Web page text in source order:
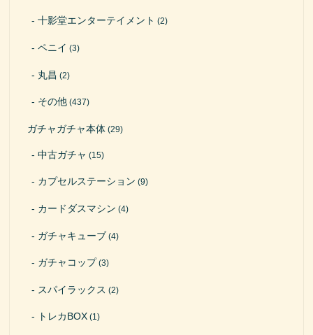
十影堂エンターテイメント (2)
ペニイ (3)
丸昌 (2)
その他 (437)
ガチャガチャ本体 (29)
中古ガチャ (15)
カプセルステーション (9)
カードダスマシン (4)
ガチャキューブ (4)
ガチャコップ(3)
スパイラックス (2)
トレカBOX (1)